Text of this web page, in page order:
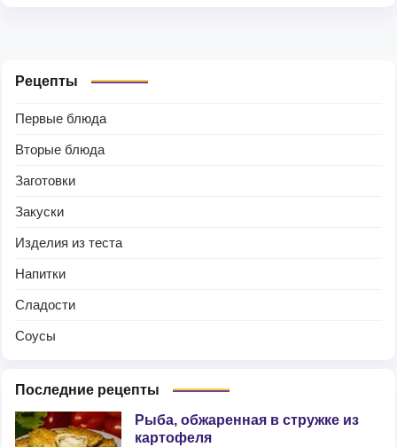
Рецепты
Первые блюда
Вторые блюда
Заготовки
Закуски
Изделия из теста
Напитки
Сладости
Соусы
Последние рецепты
Рыба, обжаренная в стружке из
картофеля